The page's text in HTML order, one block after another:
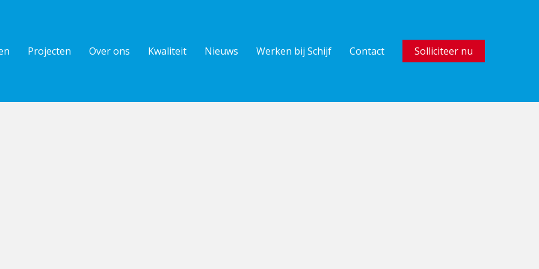
Projecten Over ons Kwaliteit Nieuws Werken bij Schijf Contact Solliciteer nu